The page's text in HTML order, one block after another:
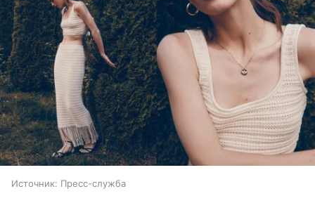
Источник: Пресс-служба